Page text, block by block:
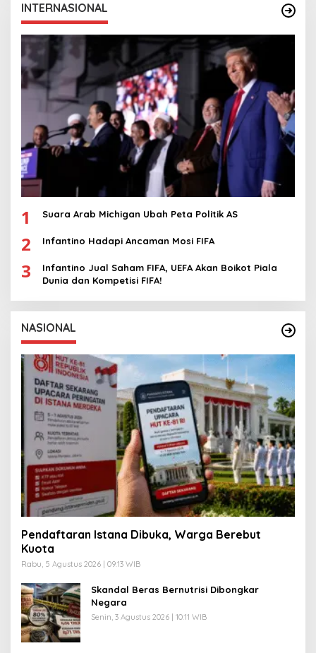
INTERNASIONAL
1 Suara Arab Michigan Ubah Peta Politik AS
2 Infantino Hadapi Ancaman Mosi FIFA
3
Infantino Jual Saham FIFA, UEFA Akan Boikot Piala
Dunia dan Kompetisi FIFA!
NASIONAL
Pendaftaran Istana Dibuka, Warga Berebut
Kuota
Rabu, 5 Agustus 2026 | 09:13 WIB
Skandal Beras Bernutrisi Dibongkar
Negara
Senin, 3 Agustus 2026 | 10:11 WIB